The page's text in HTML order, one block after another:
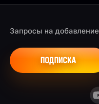
Запросы на добавление
ПОДПИСКА